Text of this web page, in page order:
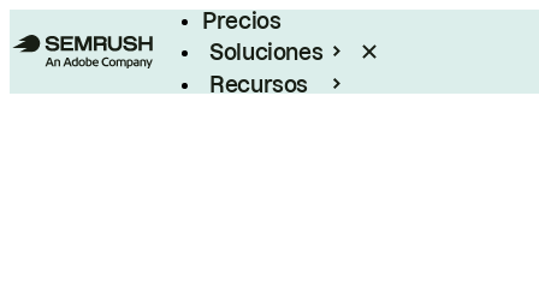
Precios
Soluciones
Recursos